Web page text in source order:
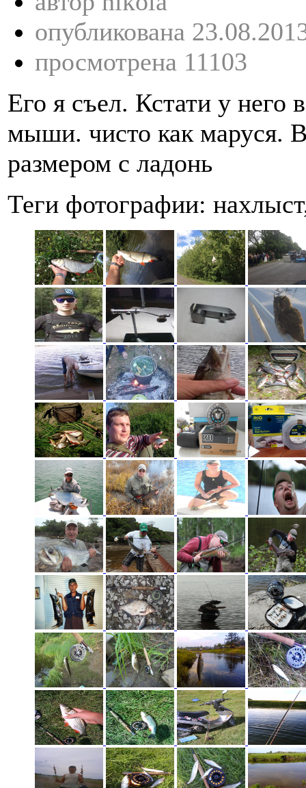
опубликована
просмотрена 11103
Его я съел. Кстати у него
мыши. чисто как маруся.
размером с ладонь
Теги фотографии: